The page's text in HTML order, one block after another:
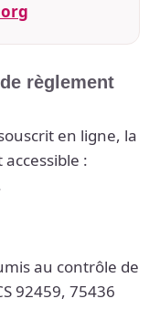
règlement
en ligne, la
:
au contrôle de
92459, 75436